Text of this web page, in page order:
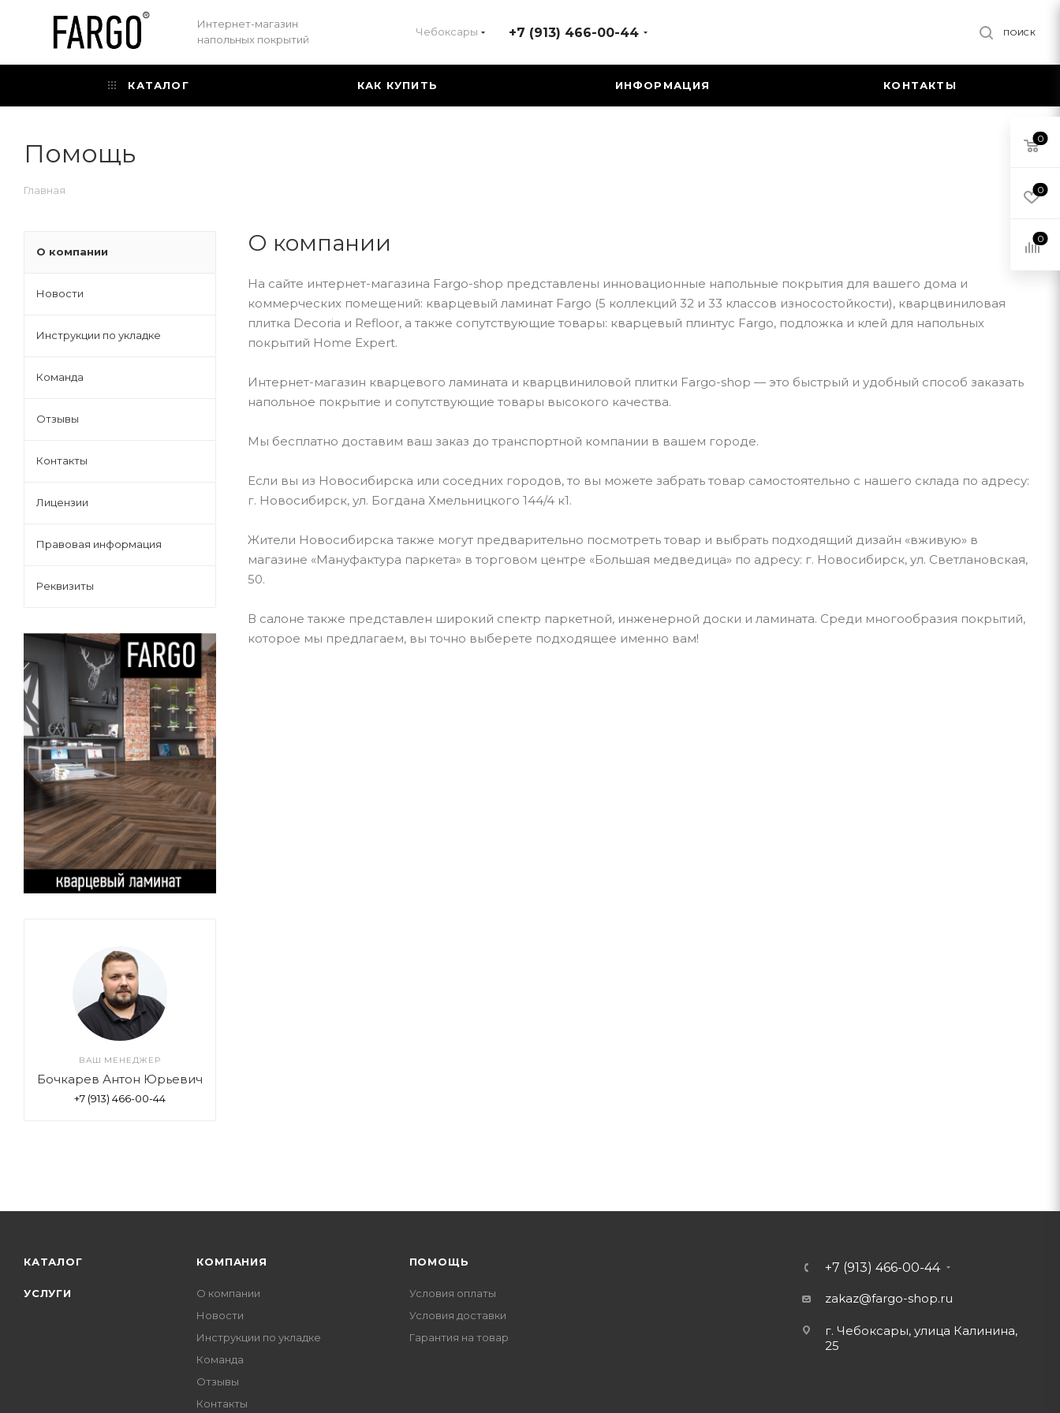
Интернет-магазин
напольных покрытий
Чебоксары +7 (913) 466-00-44 ПОИСК
КАТАЛОГ КАК КУПИТЬ ИНФОРМАЦИЯ КОНТАКТЫ
Помощь
Главная
О компании
На сайте интернет-магазина Fargo-shop представлены инновационные напольные покрытия для вашего дома и
коммерческих помещений: кварцевый ламинат Fargo (5 коллекций 32 и 33 классов износостойкости), кварцвиниловая
плитка Decoria и Refloor, а также сопутствующие товары: кварцевый плинтус Fargo, подложка и клей для напольных
покрытий Home Expert.
Интернет-магазин кварцевого ламината и кварцвиниловой плитки Fargo-shop — это быстрый и удобный способ заказать
напольное покрытие и сопутствующие товары высокого качества.
Мы бесплатно доставим ваш заказ до транспортной компании в вашем городе.
Если вы из Новосибирска или соседних городов, то вы можете забрать товар самостоятельно с нашего склада по адресу:
г. Новосибирск, ул. Богдана Хмельницкого 144/4 к1.
Жители Новосибирска также могут предварительно посмотреть товар и выбрать подходящий дизайн «вживую» в
магазине «Мануфактура паркета» в торговом центре «Большая медведица» по адресу: г. Новосибирск, ул. Светлановская,
50.
В салоне также представлен широкий спектр паркетной, инженерной доски и ламината. Среди многообразия покрытий,
которое мы предлагаем, вы точно выберете подходящее именно вам!
О компании
Новости
Инструкции по укладке
Команда
Отзывы
Контакты
Лицензии
Правовая информация
Реквизиты
ВАШ МЕНЕДЖЕР
Бочкарев Антон Юрьевич
+7 (913) 466-00-44
КАТАЛОГ
УСЛУГИ
КОМПАНИЯ
О компании
Новости
Инструкции по укладке
Команда
Отзывы
Контакты
ПОМОЩЬ
Условия оплаты
Условия доставки
Гарантия на товар
+7 (913) 466-00-44
zakaz@fargo-shop.ru
г. Чебоксары, улица Калинина,
25
0
0
0